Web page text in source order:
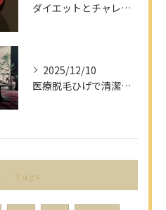
ダイエットとチャレンジを愛知県名古屋市で楽しみながら成功させるポイント解説
2025/12/10
医療脱毛ひげで清潔感アップを目指す男性へ愛知県名古屋市のヒゲ脱毛で選ぶべきポイント
Tags